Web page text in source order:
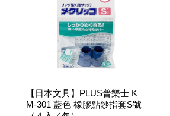
【日本文具】PLUS普樂士 K
M-301 藍色 橡膠點鈔指套S號